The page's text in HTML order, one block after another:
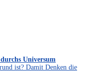
Universum
ist? Damit Denken die